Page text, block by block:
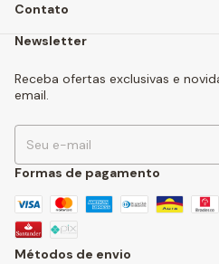
Contato
Newsletter
Receba ofertas exclusivas e
email.
Formas de pagamento
Métodos de envio